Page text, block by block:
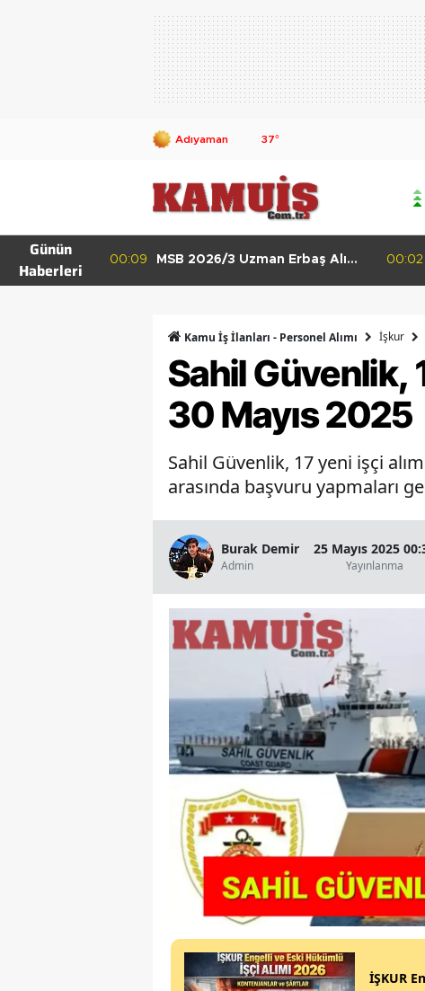
37°
Günün
Haberleri
Lise
00:09
MSB 2026/3 Uzman Erbaş Alımı
00:02
Kamu İş İlanları - Personel Alımı İşkur
Sahil Güvenlik,
30 Mayıs 2025
Sahil Güvenlik, 17 yeni işçi
arasında başvuru yapmaları
Burak Demir
Admin
25 Mayıs 2025
Yayınlanma
İŞKUR